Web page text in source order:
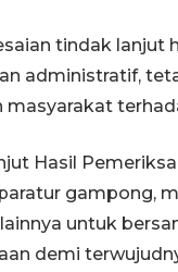
tindak lanjut
administratif,
Hasil
gampong,
untuk
demi